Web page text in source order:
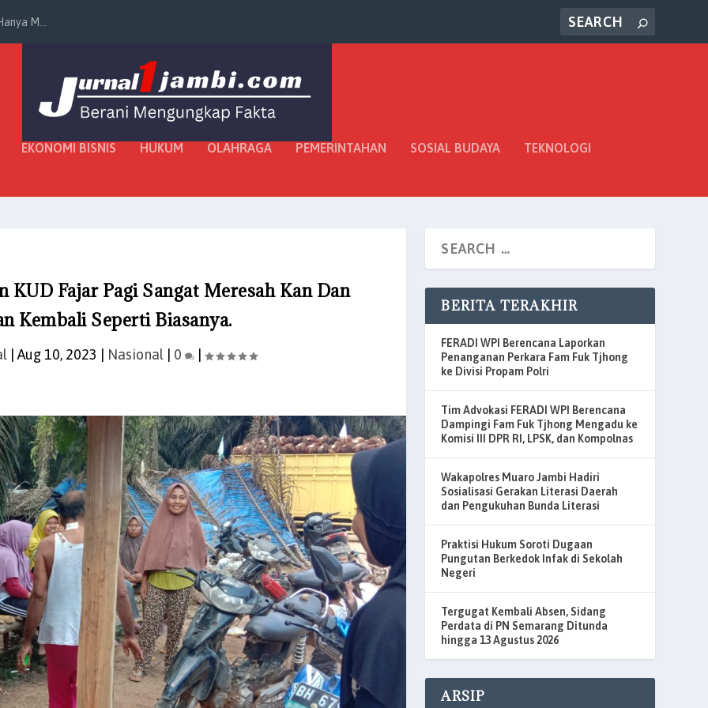
M...
EKONOMI BISNIS HUKUM OLAHRAGA PEMERINTAHAN SOSIAL BUDAYA TEKNOLOGI
Fajar Pagi Sangat Meresah Kan Dan
Kembali Seperti Biasanya.
|Aug 10, 2023 Nasional 0 |
BERITA TERAKHIR
FERADI WPI Berencana Laporkan
Penanganan Perkara Fam Fuk Tjhong
ke Divisi Propam Polri
Tim Advokasi FERADI WPI Berencana
Dampingi Fam Fuk Tjhong Mengadu ke
Komisi III DPR RI, LPSK, dan Kompolnas
Wakapolres Muaro Jambi Hadiri
Sosialisasi Gerakan Literasi Daerah
dan Pengukuhan Bunda Literasi
Praktisi Hukum Soroti Dugaan
Pungutan Berkedok Infak di Sekolah
Negeri
Tergugat Kembali Absen, Sidang
Perdata di PN Semarang Ditunda
hingga 13 Agustus 2026
ARSIP